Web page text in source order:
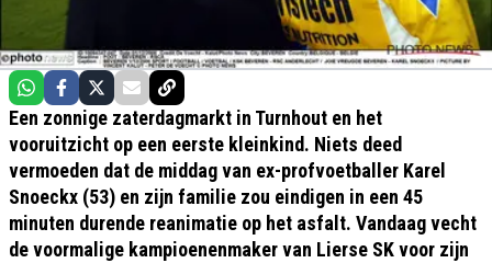
Een zonnige zaterdagmarkt in Turnhout en het
vooruitzicht op een eerste kleinkind. Niets deed
vermoeden dat de middag van ex-profvoetballer Karel
Snoeckx (53) en zijn familie zou eindigen in een 45
minuten durende reanimatie op het asfalt. Vandaag vecht
de voormalige kampioenenmaker van Lierse SK voor zijn